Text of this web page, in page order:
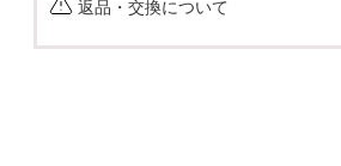
返品・交換について